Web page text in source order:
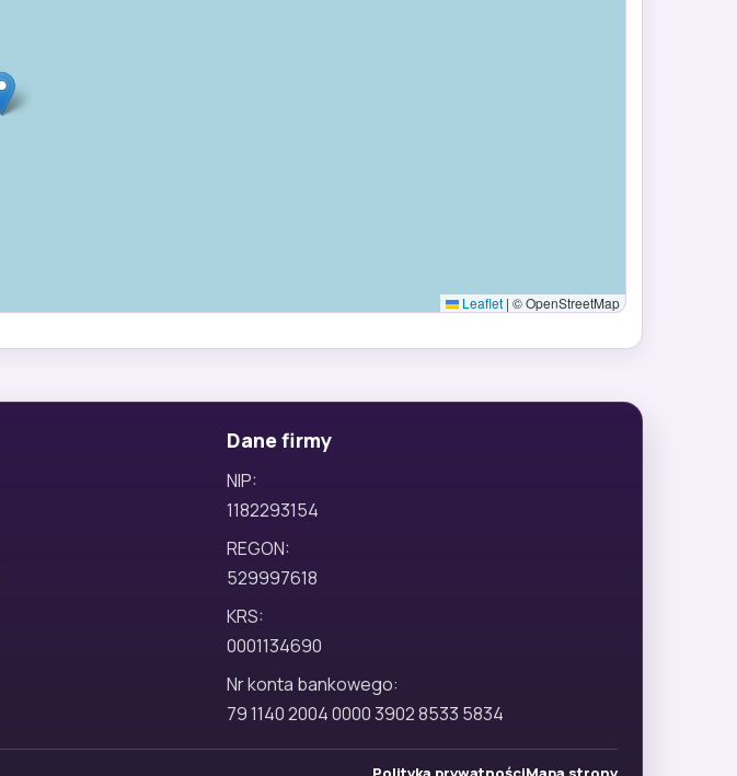
Leaflet | © OpenStreetMap
Dane firmy
NIP:
1182293154
REGON:
529997618
KRS:
0001134690
Nr konta bankowego:
79 1140 2004 0000 3902 8533 5834